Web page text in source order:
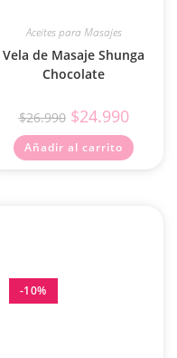
Aceites para Masajes
Vela de Masaje Shunga
Chocolate
$26.990 $24.990
Añadir al carrito
-10%